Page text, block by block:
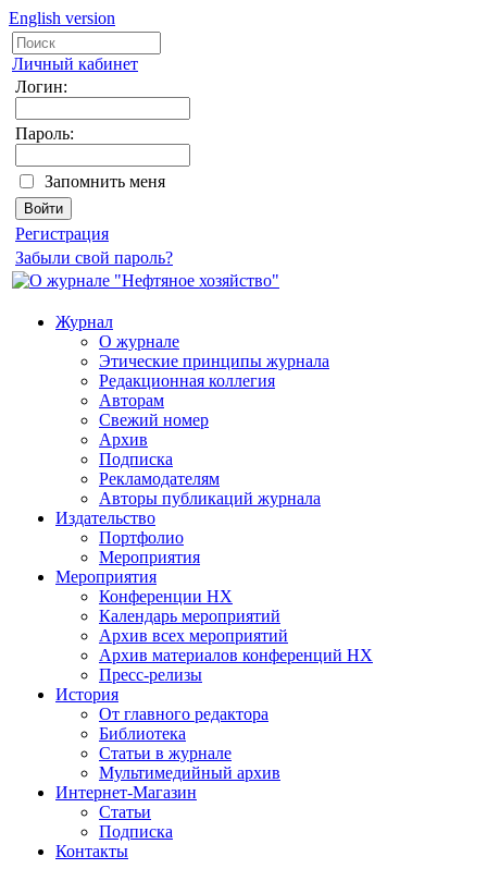
English version
Личный кабинет
Логин:
Пароль:
Запомнить меня
Регистрация
Забыли свой пароль?
Журнал
О журнале
Этические принципы журнала
Редакционная коллегия
Авторам
Свежий номер
Архив
Подписка
Рекламодателям
Авторы публикаций журнала
Издательство
Портфолио
Мероприятия
Мероприятия
Конференции НХ
Календарь мероприятий
Архив всех мероприятий
Архив материалов конференций НХ
Пресс-релизы
История
От главного редактора
Библиотека
Статьи в журнале
Мультимедийный архив
Интернет-Магазин
Статьи
Подписка
Контакты